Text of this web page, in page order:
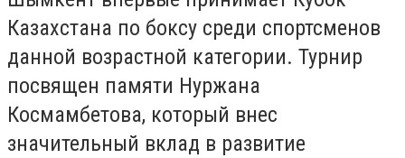
Казахстана по боксу среди спортсменов
данной возрастной категории. Турнир
посвящен памяти Нуржана
Космамбетова, который внес
значительный вклад в развитие